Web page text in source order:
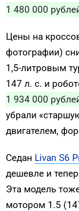
1 480 000
Цены на
фотографии)
1,5-литровым
147 л. с. и
1 934 000
убрали
двигателем,
Седан Livan S6
дешевле и
Эта модель
мотором 1.5